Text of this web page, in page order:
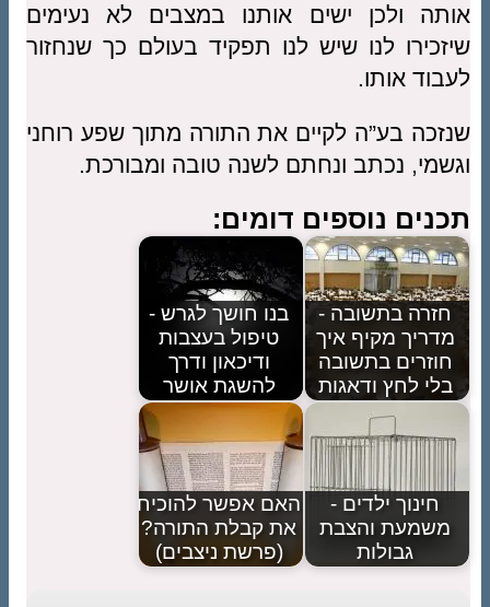
אותה ולכן ישים אותנו במצבים לא נעימים
שיזכירו לנו שיש לנו תפקיד בעולם כך שנחזור
לעבוד אותו.
שנזכה בע”ה לקיים את התורה מתוך שפע רוחני
וגשמי, נכתב ונחתם לשנה טובה ומבורכת.
תכנים נוספים דומים:
חזרה בתשובה -
מדריך מקיף איך
חוזרים בתשובה
בלי לחץ ודאגות
בנו חושך לגרש -
טיפול בעצבות
ודיכאון ודרך
להשגת אושר
חינוך ילדים -
משמעת והצבת
גבולות
האם אפשר להוכיח
את קבלת התורה?
(פרשת ניצבים)